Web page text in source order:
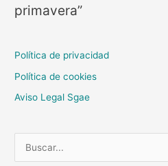
primavera”
Política de privacidad
Política de cookies
Aviso Legal Sgae